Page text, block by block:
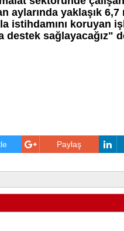
aylarında yaklaşık
istihdamını koruyan
destek sağlayacağız"
Paylaş